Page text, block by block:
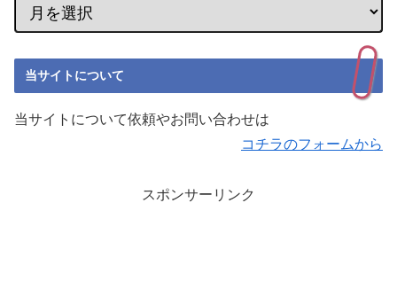
当サイトについて
当サイトについて依頼やお問い合わせは
コチラのフォームから
スポンサーリンク